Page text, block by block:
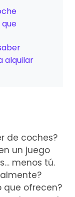
alquilar
de coches?
un juego
menos tú.
que ofrecen?